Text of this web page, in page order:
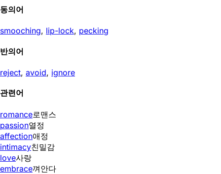
동의어
smooching, lip-lock, pecking
반의어
reject, avoid, ignore
관련어
romance로맨스
passion열정
affection애정
intimacy친밀감
love사랑
embrace껴안다